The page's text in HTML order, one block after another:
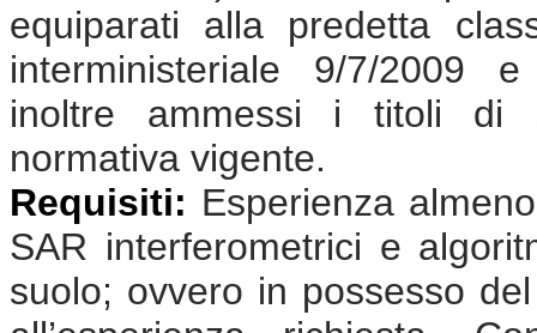
equiparati alla predetta
interministeriale 9/7/2009
inoltre ammessi i titoli di
normativa vigente.
Requisiti: Esperienza
SAR interferometrici e
suolo; ovvero in possesso